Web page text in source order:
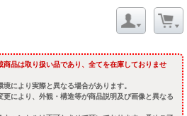
商品は取り扱い品であり、全てを在庫しておりませ
境により実際と異なる場合があります。
更により、外観・構造等が商品説明及び画像と異なる